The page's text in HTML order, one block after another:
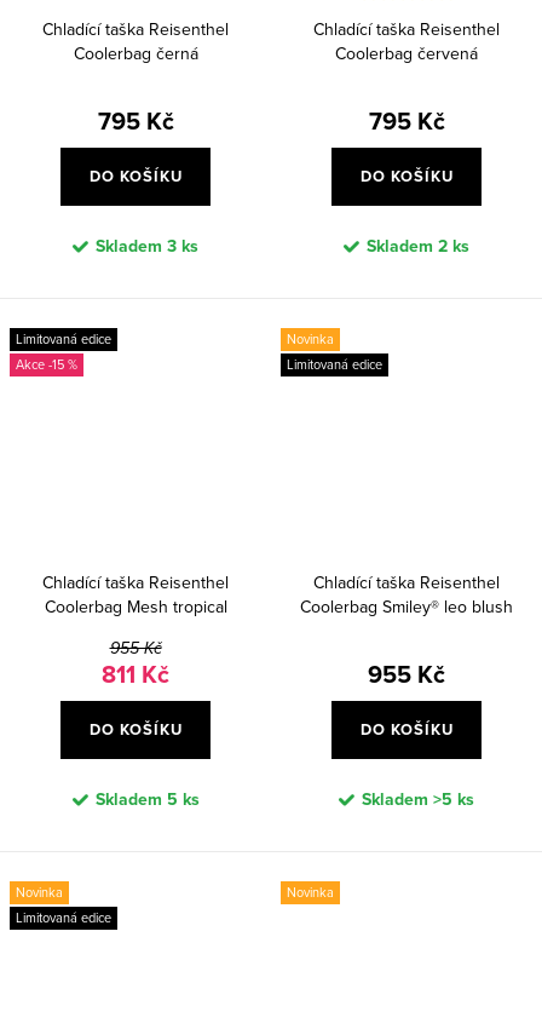
Chladící taška Reisenthel
Coolerbag černá
795 Kč
DO KOŠÍKU
Skladem 3 ks
Chladící taška Reisenthel
Coolerbag červená
795 Kč
DO KOŠÍKU
Skladem 2 ks
Limitovaná edice
-15 %
Chladící taška Reisenthel
Coolerbag Mesh tropical
955 Kč
811 Kč
DO KOŠÍKU
Skladem 5 ks
Novinka
Limitovaná edice
Chladící taška Reisenthel
Coolerbag Smiley® leo blush
955 Kč
DO KOŠÍKU
Skladem >5 ks
Novinka
Limitovaná edice
Novinka